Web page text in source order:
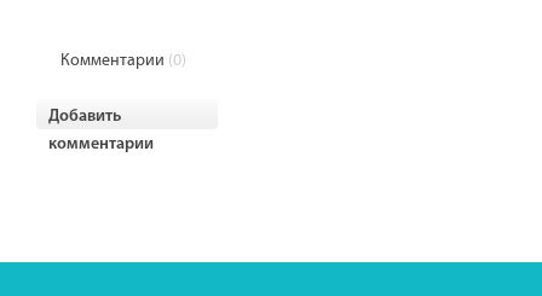
Комментарии (0)
Добавить
комментарии